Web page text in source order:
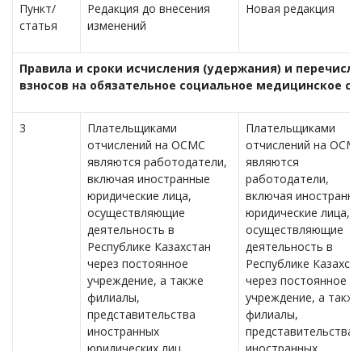
Пункт/
статья
Редакция до внесения
изменений
Новая редакция
Правила и сроки исчисления (удержания) и
взносов на обязательное социальное медицинское
3
Плательщиками
отчислений на ОСМС
являются работодатели,
включая иностранные
юридические лица,
осуществляющие
деятельность в
Республике Казахстан
через постоянное
учреждение, а также
филиалы,
представительства
иностранных
Плательщиками
отчислений на
являются
работодатели,
включая
юридические лица,
осуществляющие
деятельность в
Республике
через постоянное
учреждение, а также
филиалы,
представительства